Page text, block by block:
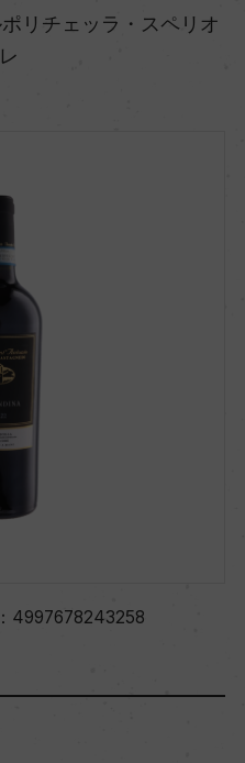
リチェッラ・スペリオ
4997678243258